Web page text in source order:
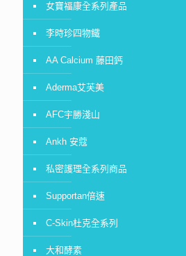
女寶福康全系列產品
李時珍四物鐵
AA Calcium 藤田鈣
Aderma艾芙美
AFC宇勝淺山
Ankh 安蔻
私密護理全系列商品
Supportan倍速
C-Skin杜克全系列
大和酵素